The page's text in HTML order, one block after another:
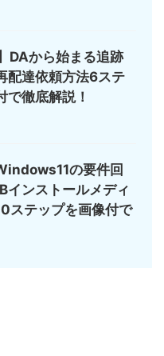
DAから始まる追跡
配達依頼方法6ステ
で徹底解説！
の要件回
インストールメディ
ステップを画像付で